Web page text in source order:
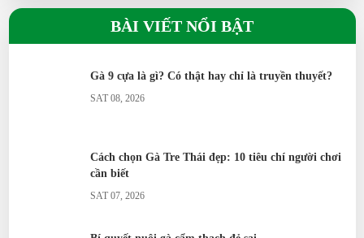
Gà Tàu vàng: Đặc điểm, nguồn gốc, kinh nghiệm
chọn giống
Gà Serama có phải giống gà nhỏ nhất thế giới?
Gà Ai Cập siêu trứng đẻ bao nhiêu trứng/năm?
Vịt Uyên Ương có ý nghĩa gì?
BÀI VIẾT NỔI BẬT
Gà 9 cựa là gì? Có thật hay chỉ là truyền thuyết?
SAT 08, 2026
Cách chọn Gà Tre Thái đẹp: 10 tiêu chí người chơi
cần biết
SAT 07, 2026